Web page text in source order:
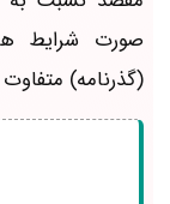
صورت شرایط
(گذرنامه)